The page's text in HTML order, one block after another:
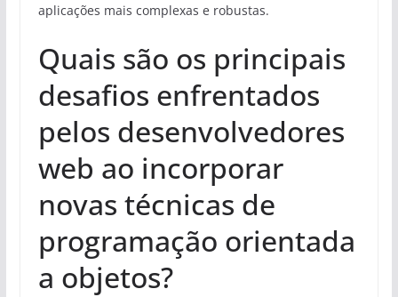
aplicações mais complexas e robustas.
Quais são os principais
desafios enfrentados
pelos desenvolvedores
web ao incorporar
novas técnicas de
programação orientada
a objetos?